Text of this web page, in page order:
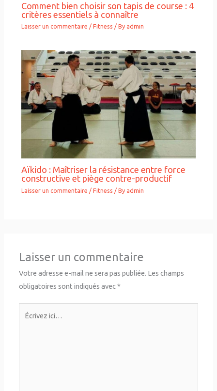
Comment bien choisir son tapis de course : 4
critères essentiels à connaître
Laisser un commentaire /Fitness / By admin
Aïkido : Maîtriser la résistance entre force
constructive et piège contre-productif
Laisser un commentaire /Fitness / By admin
Laisser un commentaire
Votre adresse e-mail ne sera pas publiée. Les champs
obligatoires sont indiqués avec*